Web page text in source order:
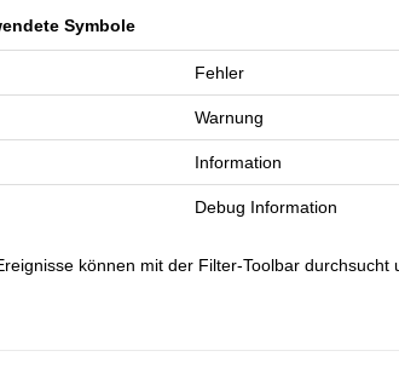
Symbole
Fehler
Warnung
Information
Debug Information
können mit der Filter-Toolbar durchsucht